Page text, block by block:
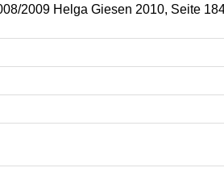
2009 Helga Giesen 2010, Seite